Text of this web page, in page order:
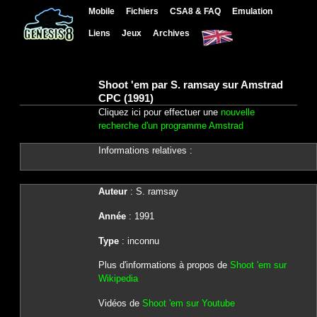
Mobile Fichiers CSA8 & FAQ Emulation
Liens Jeux Archives
Shoot 'em par S. ramsay sur Amstrad
CPC (1991)
Cliquez ici pour effectuer une nouvelle
recherche d'un programme Amstrad
Informations relatives :
Auteur: S. ramsay
Année: 1991
Type: inconnu
Plus d'informations à propos de Shoot 'em sur
Wikipedia
Vidéos de Shoot 'em sur Youtube